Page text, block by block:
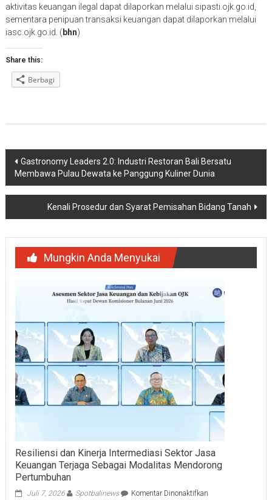
aktivitas keuangan ilegal dapat dilaporkan melalui sipasti.ojk.go.id,
sementara penipuan transaksi keuangan dapat dilaporkan melalui
iasc.ojk.go.id. (bhn)
Share this:
Berbagi
Navigasi
pos
Gastronomy Leaders 2.0: Industri Restoran Bali Bersatu
Membawa Pulau Dewata ke Panggung Kuliner Dunia
Kenali Prosedur dan Syarat Pemisahan Bidang Tanah
Mungkin Anda Menyukai
Resiliensi dan Kinerja Intermediasi Sektor Jasa
Keuangan Terjaga Sebagai Modalitas Mendorong
Pertumbuhan
Juli 7, 2026 Spotbalinews Komentar Dinonaktifkanpada